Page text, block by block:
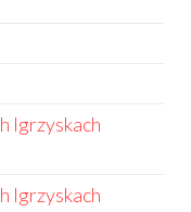
Igrzyskach
Igrzyskach